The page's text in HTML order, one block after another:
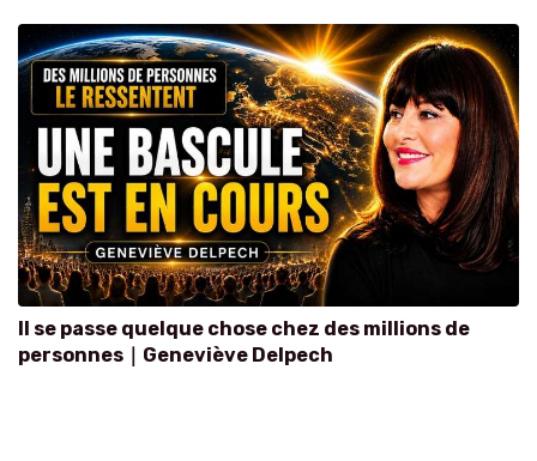
Il se passe quelque chose chez des millions de
personnes｜Geneviève Delpech